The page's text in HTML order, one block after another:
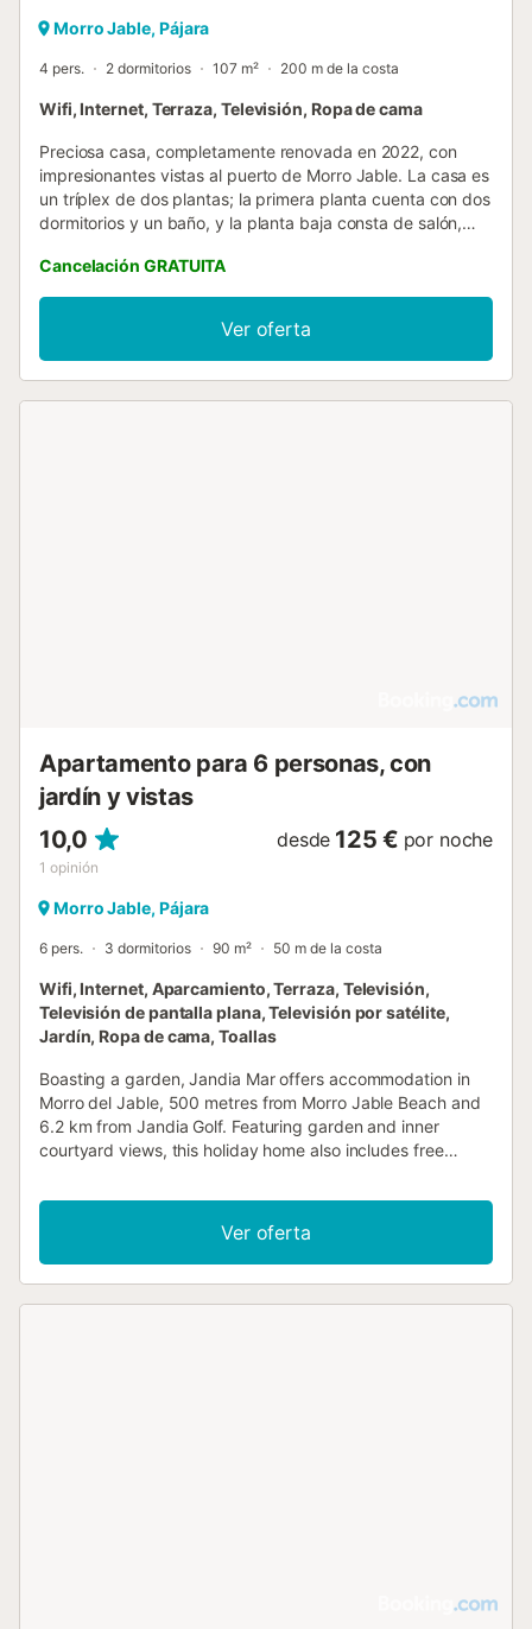
Morro Jable, Pájara
4 pers. 2 dormitorios 107 m² 200 m de la costa
Wifi, Internet, Terraza, Televisión, Ropa de cama
Preciosa casa, completamente renovada en 2022, con
impresionantes vistas al puerto de Morro Jable. La casa es
un tríplex de dos plantas; la primera planta cuenta con dos
dormitorios y un baño, y la planta baja consta de salón,
amplia terraza con vistas al puerto. La casa está equipada
con todo lo necesario para unas vacaciones confortables y
también para trabajar a distancia....
Cancelación GRATUITA
Ver oferta
Apartamento para 6 personas, con
jardín y vistas
10,0
1 opinión
desde 125 € por noche
Morro Jable, Pájara
6 pers. 3 dormitorios 90 m² 50 m de la costa
Wifi, Internet, Aparcamiento, Terraza, Televisión,
Televisión de pantalla plana, Televisión por satélite,
Jardín, Ropa de cama, Toallas
Boasting a garden, Jandia Mar offers accommodation in
Morro del Jable, 500 metres from Morro Jable Beach and
6.2 km from Jandia Golf. Featuring garden and inner
courtyard views, this holiday home also includes free
Ver oferta